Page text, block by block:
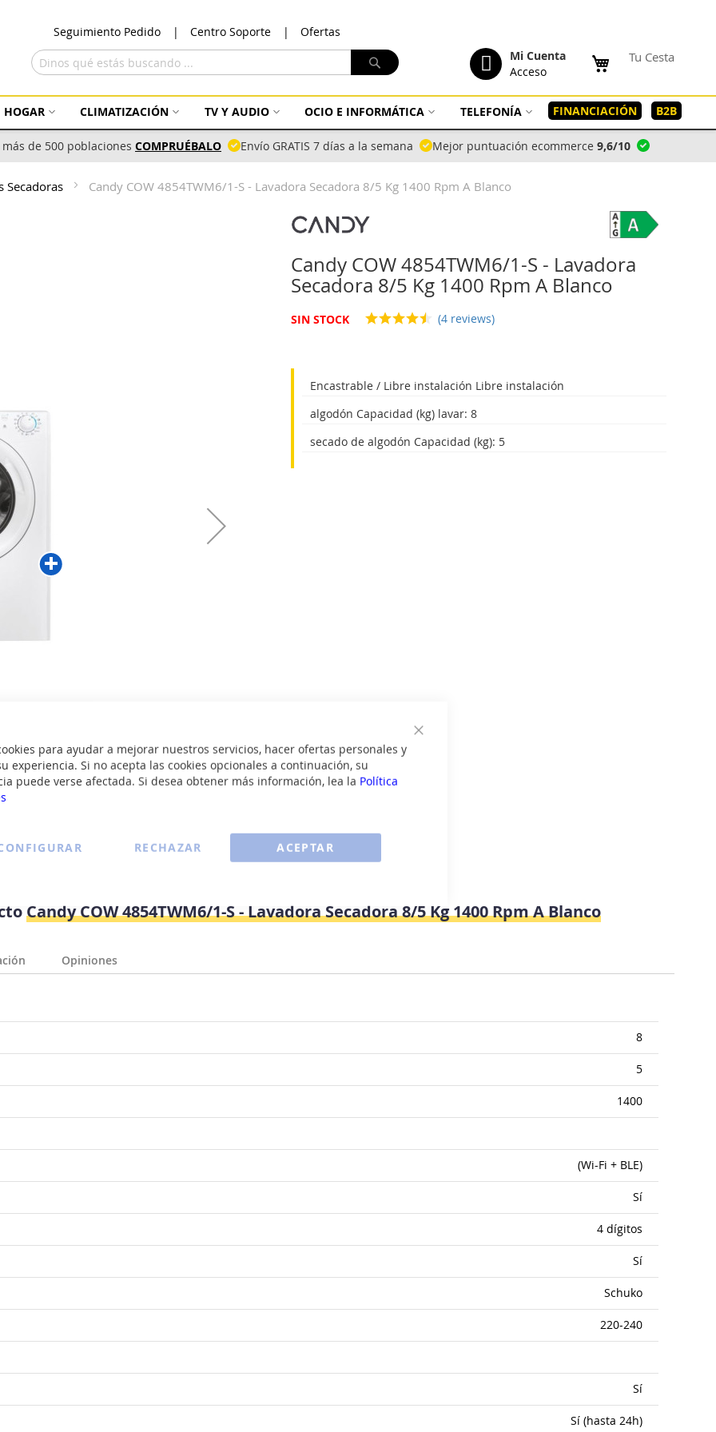
para ayudar a mejorar nuestros servicios, hacer ofertas personales y
experiencia. Si no acepta las cookies opcionales a continuación, su
puede verse afectada. Si desea obtener más información, lea la Política
ACEPTAR
RECHAZAR
Seguimiento Pedido Centro Soporte Ofertas
contenido
Tu Cesta
Mi Cuenta
Acceso
Buscar
HOGAR CLIMATIZACIÓN TV Y AUDIO OCIO E INFORMÁTICA TELEFONÍA FINANCIACIÓN B2B
de 500 poblaciones COMPRUÉBALO Envío GRATIS 7 días a la semana Mejor puntuación ecommerce 9,6/10
Secadoras Candy COW 4854TWM6/1-S - Lavadora Secadora 8/5 Kg 1400 Rpm A Blanco
Candy COW 4854TWM6/1-S - Lavadora
Secadora 8/5 Kg 1400 Rpm A Blanco
SIN STOCK (4 reviews)
Encastrable / Libre instalación Libre instalación
algodón Capacidad (kg) lavar: 8
secado de algodón Capacidad (kg): 5
Candy COW 4854TWM6/1-S - Lavadora Secadora 8/5 Kg 1400 Rpm A Blanco
8
5
1400
(Wi-Fi + BLE)
Sí
4 dígitos
Sí
Schuko
220-240
Sí
Sí (hasta 24h)
Opiniones